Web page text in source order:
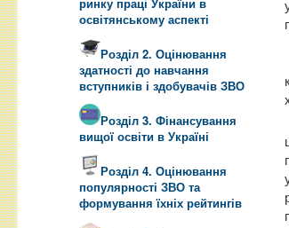
освітянському аспекті
Розділ 2. Оцінювання
здатності до навчання
вступників і здобувачів ЗВО
Розділ 3. Фінансування
вищої освіти в Україні
Розділ 4. Оцінювання
популярності ЗВО та
формування їхніх рейтингів